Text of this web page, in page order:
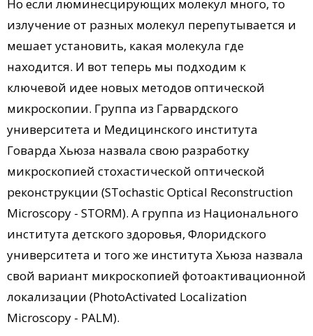
Но если люминесцирующих молекул много, то
излучение от разных молекул перепутывается и
мешает установить, какая молекула где
находится. И вот теперь мы подходим к
ключевой идее новых методов оптической
микроскопии. Группа из Гарвардского
университета и Медицинского института
Говарда Хьюза назвала свою разработку
микроскопией стохастической оптической
реконструкции (STochastic Optical Reconstruction
Microscopy - STORM). А группа из Национального
института детского здоровья, Флоридского
университета и того же института Хьюза назвала
свой вариант микроскопией фотоактивационной
локализации (PhotoActivated Localization
Microscopy - PALM).